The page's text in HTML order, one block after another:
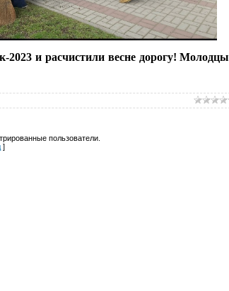
и расчистили весне дорогу! Молодцы
пользователи.
]